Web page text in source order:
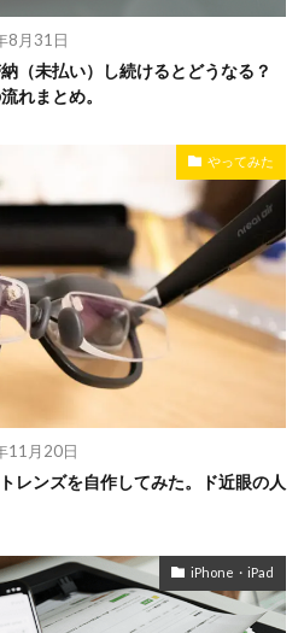
8月31日
（未払い）し続けるとどうなる？
れまとめ。
やってみた
11月20日
レンズを自作してみた。ド近眼の人
iPhone・iPad